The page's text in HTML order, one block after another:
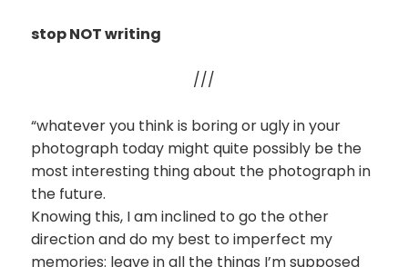
stop NOT writing
///
“whatever you think is boring or ugly in your
photograph today might quite possibly be the
most interesting thing about the photograph in
the future.
Knowing this, I am inclined to go the other
direction and do my best to imperfect my
memories: leave in all the things I’m supposed